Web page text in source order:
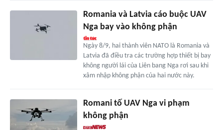
Romania và Latvia cáo buộc UAV
Nga bay vào không phận
Ngày 8/9, hai thành viên NATO là Romania và
Latvia đã điều tra các trường hợp thiết bị bay
không người lái của Liên bang Nga rơi sau khi
xâm nhập không phận của hai nước này.
Romani tố UAV Nga vi phạm
không phận